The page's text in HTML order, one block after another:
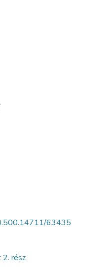
63435
2. rész